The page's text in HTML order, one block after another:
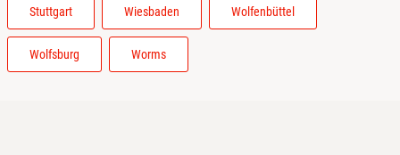
Stuttgart Wiesbaden Wolfenbüttel
Wolfsburg Worms